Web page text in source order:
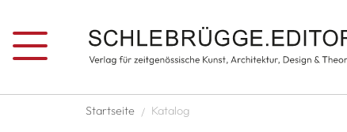
Pfadnavigation
Startseite Katalog